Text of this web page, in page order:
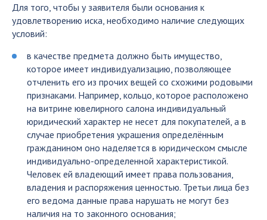
Для того, чтобы у заявителя были основания к
удовлетворению иска, необходимо наличие следующих
условий:
в качестве предмета должно быть имущество,
которое имеет индивидуализацию, позволяющее
отчленить его из прочих вещей со схожими родовыми
признаками. Например, кольцо, которое расположено
на витрине ювелирного салона индивидуальный
юридический характер не несет для покупателей, а в
случае приобретения украшения определённым
гражданином оно наделяется в юридическом смысле
индивидуально-определенной характеристикой.
Человек ей владеющий имеет права пользования,
владения и распоряжения ценностью. Третьи лица без
его ведома данные права нарушать не могут без
наличия на то законного основания;